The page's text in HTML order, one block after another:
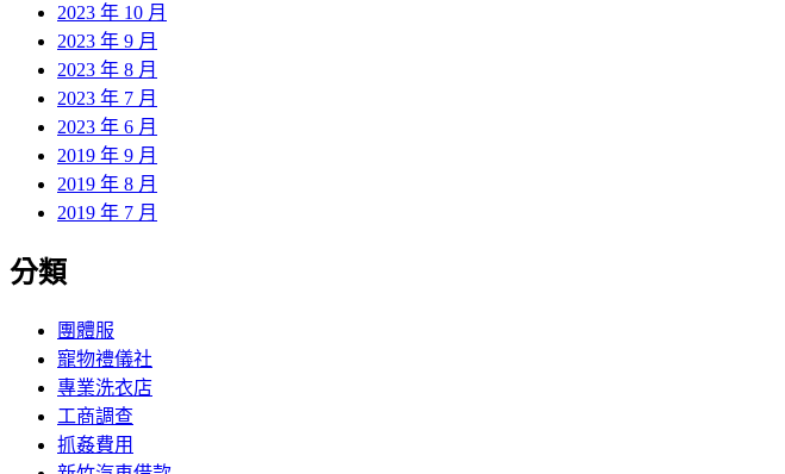
2023 年 10 月
2023 年 9 月
2023 年 8 月
2023 年 7 月
2023 年 6 月
2019 年 9 月
2019 年 8 月
2019 年 7 月
分類
團體服
寵物禮儀社
專業洗衣店
工商調查
抓姦費用